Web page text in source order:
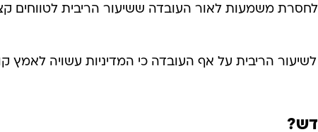
למעשה לחסרת משמעות לאור העובדה ששיעור הריבית לטווחים
הריבית על אף העובדה כי המדיניות עשויה לאמץ